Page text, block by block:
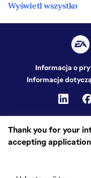
Thank you for your
accepting
Wyświetl wszystko
Informacja o
Informacje